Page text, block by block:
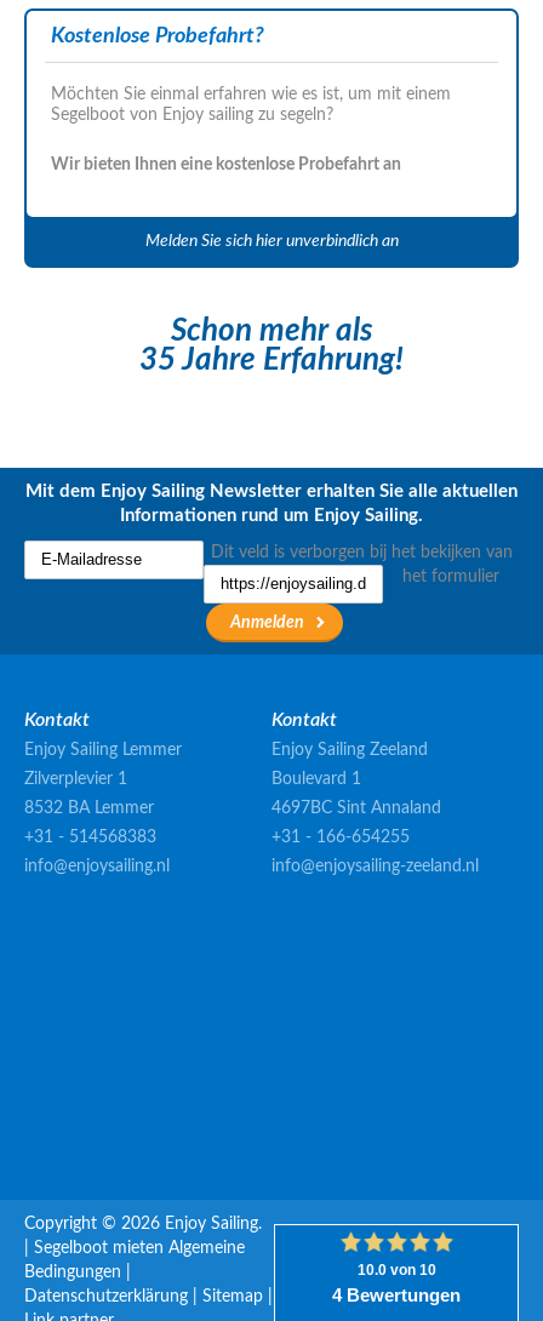
Kostenlose Probefahrt?
Möchten Sie einmal erfahren wie es ist, um mit einem
Segelboot von Enjoy sailing zu segeln?
Wir bieten Ihnen eine kostenlose Probefahrt an
Melden Sie sich hier unverbindlich an
Schon mehr als
35 Jahre Erfahrung!
Mit dem Enjoy Sailing Newsletter erhalten Sie alle aktuellen
Informationen rund um Enjoy Sailing.
Dit veld is verborgen bij het bekijken van
het formulier
Kontakt
Enjoy Sailing Lemmer
Zilverplevier 1
8532 BA Lemmer
+31 - 514568383
info@enjoysailing.nl
Kontakt
Enjoy Sailing Zeeland
Boulevard 1
4697BC Sint Annaland
+31 - 166-654255
info@enjoysailing-zeeland.nl
Copyright © 2026 Enjoy Sailing.
Segelboot mieten Algemeine
Bedingungen
Datenschutzerklärung
Sitemap